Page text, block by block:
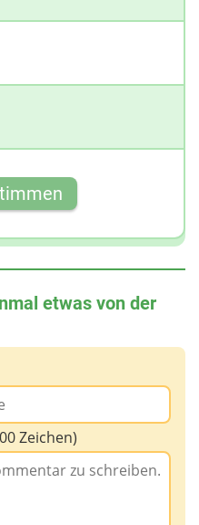
etwas von der
Zeichen)